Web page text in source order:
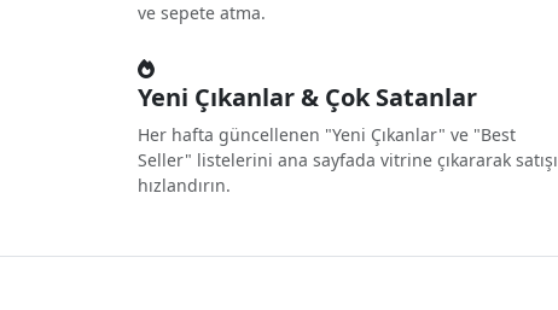
ve sepete atma.
Yeni Çıkanlar & Çok Satanlar
Her hafta güncellenen "Yeni Çıkanlar" ve "Best
Seller" listelerini ana sayfada vitrine çıkararak satışı
hızlandırın.